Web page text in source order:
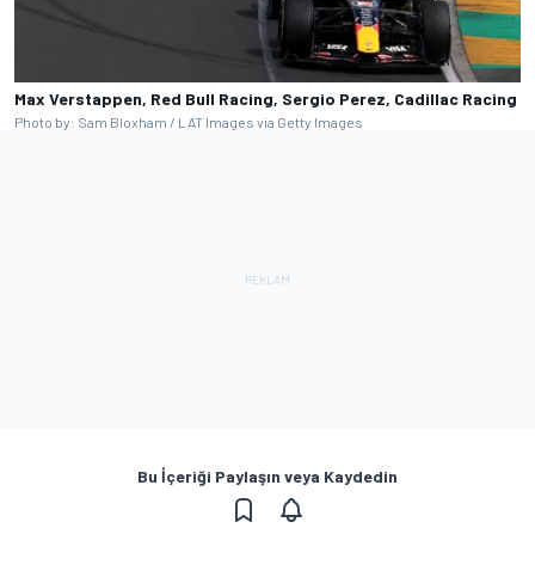
Max Verstappen, Red Bull Racing, Sergio Perez, Cadillac Racing
Photo by: Sam Bloxham / LAT Images via Getty Images
Bu İçeriği Paylaşın veya Kaydedin